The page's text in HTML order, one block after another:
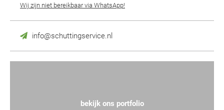
Wij zijn niet bereikbaar via WhatsApp!
info@schuttingservice.nl
bekijk ons portfolio